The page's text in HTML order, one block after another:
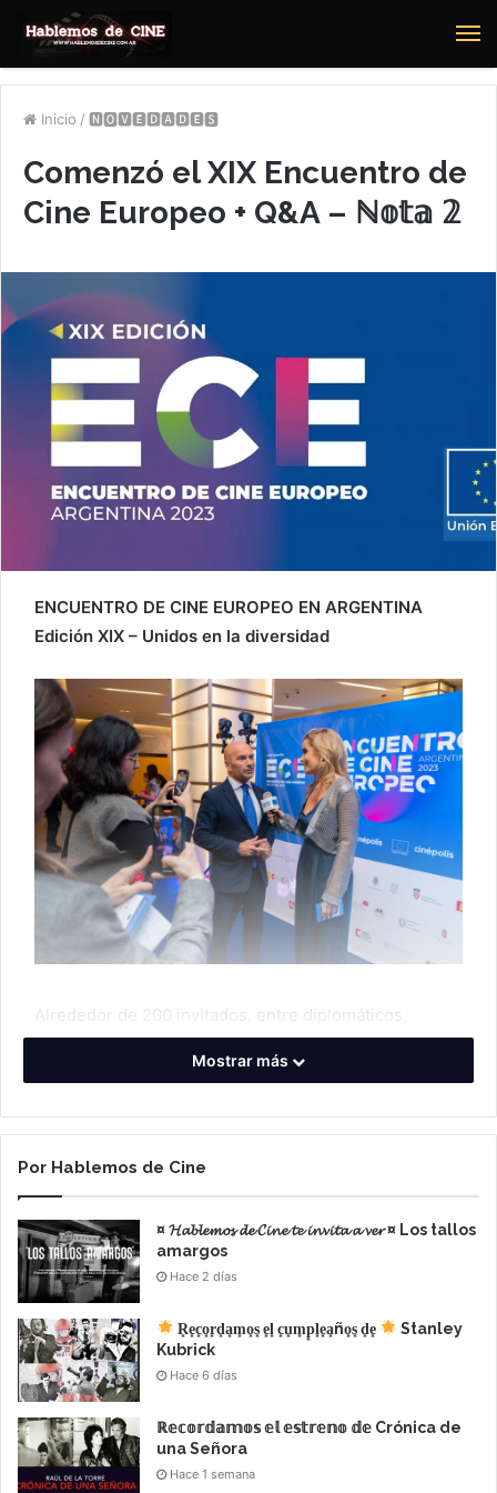
Inicio / 🅽🅾🆅🅴🅳🅰🅳🅴🆂
Comenzó el XIX Encuentro de
Cine Europeo + Q&A – ℕ𝕠𝕥𝕒 𝟚
ENCUENTRO DE CINE EUROPEO EN ARGENTINA
Edición XIX – Unidos en la diversidad
Alrededor de 200 invitados, entre diplomáticos,
cinéfilos y personalidades de distintas instituciones,
se reunieron en Cinépolis Recoleta para celebrar la
Europeo. La periodista Maia Chacra, junto a al
Embajador Sánchez Rico, recibieron a los invitados,
Ramona (de Andrea Bagney).
Mostrar más
Por Hablemos de Cine
¤ 𝓗𝓪𝓫𝓵𝓮𝓶𝓸𝓼 𝓭𝓮 𝓒𝓲𝓷𝓮 𝓽𝓮 𝓲𝓷𝓿𝓲𝓽𝓪 𝓪 𝓿𝓮𝓻 ¤ Los tallos
amargos
Hace 2 días
R͙e͙c͙o͙r͙d͙a͙m͙o͙s͙ e͙l͙ c͙u͙m͙p͙l͙e͙a͙ño͙s͙ d͙e͙
Stanley
Kubrick
Hace 6 días
ℝ𝕖𝕔𝕠𝕣𝕕𝕒𝕞𝕠𝕤 𝕖𝕝 𝕖𝕤𝕥𝕣𝕖𝕟𝕠 𝕕𝕖 Crónica de
una Señora
Hace 1 semana